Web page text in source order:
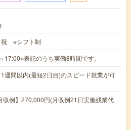
祝 ※シフト制
17:00※表記のうち実働8時間です。
週間以内(最短2日目)のスピード就業が可
例】270,000円(月収例21日実働残業代